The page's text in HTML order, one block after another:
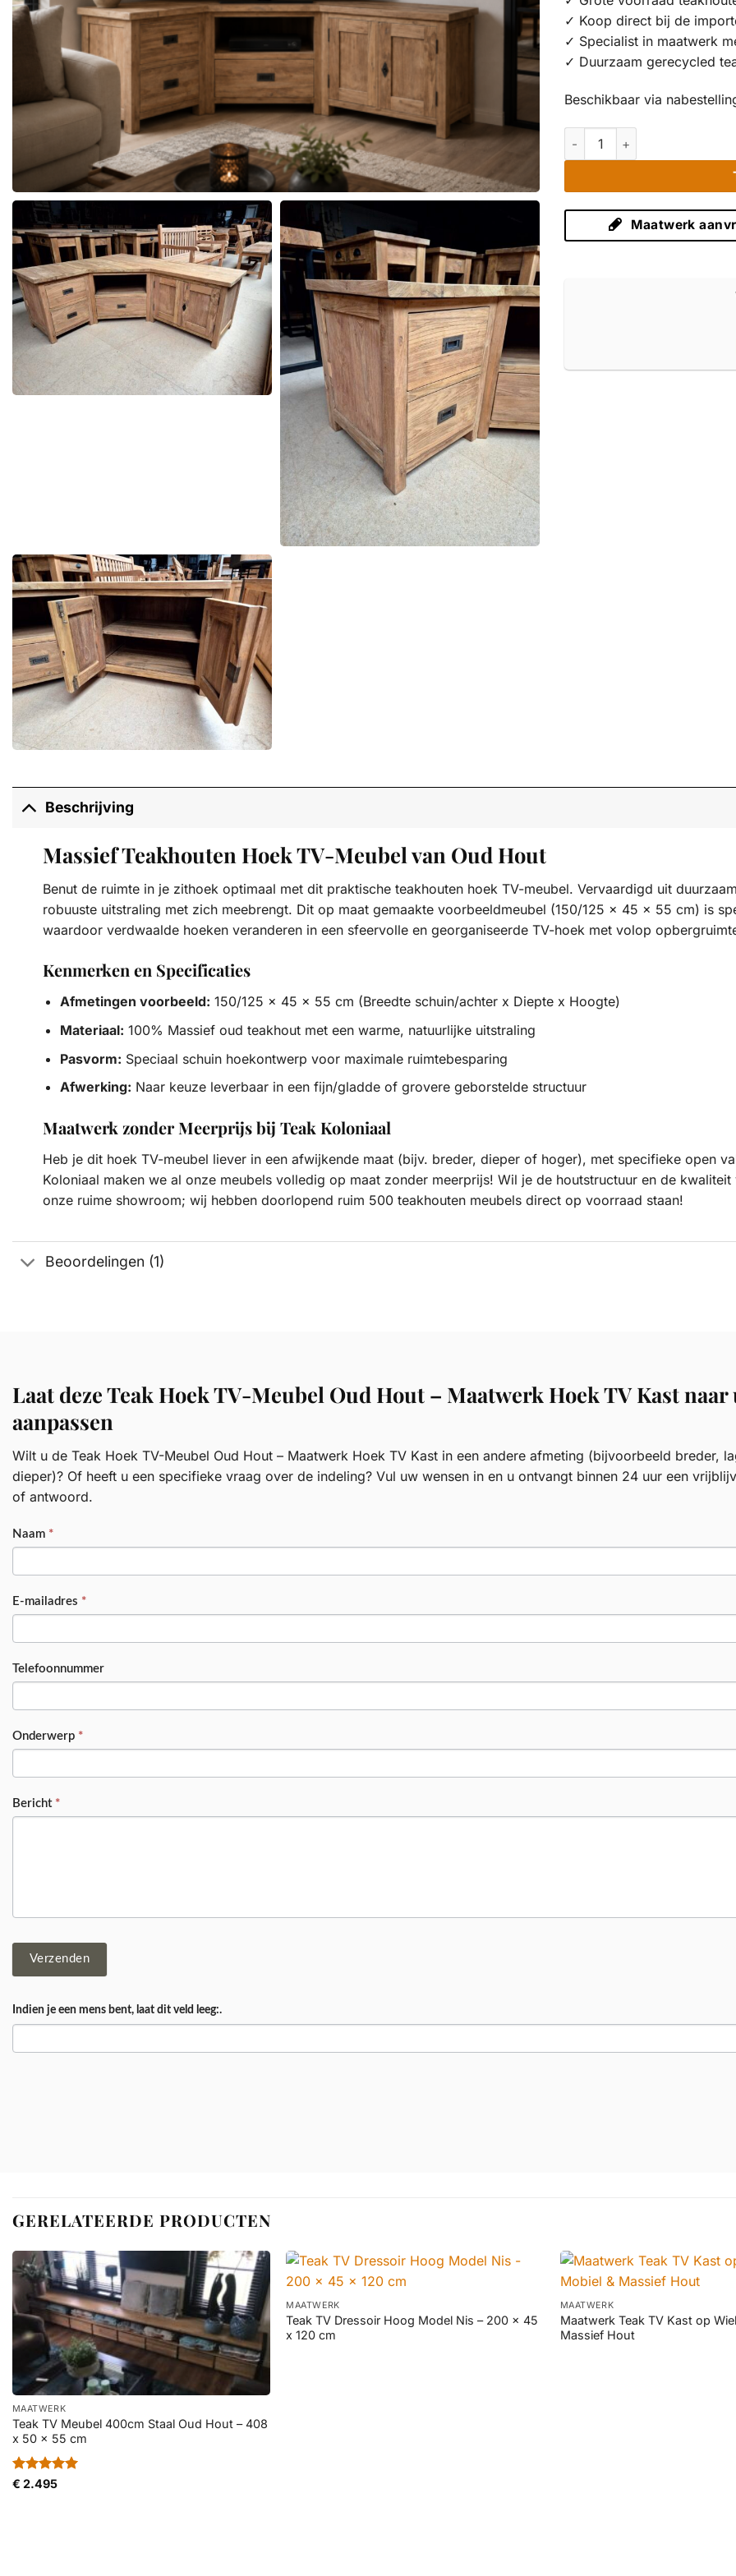
✓ Koop direct bij de
✓ Specialist in maatwerk
✓ Duurzaam gerecycled
Beschikbaar via
Teak Hoek TV-Meubel Oud
Maatwerk
Beschrijving
Massief Teakhouten Hoek TV-Meubel van Oud Hout
Benut de ruimte in je zithoek optimaal met dit praktische teakhouten hoek TV-meubel. Vervaardigd uit
robuuste uitstraling met zich meebrengt. Dit op maat gemaakte voorbeeldmeubel (150/125 x 45 x 55 cm) is
waardoor verdwaalde hoeken veranderen in een sfeervolle en georganiseerde TV-hoek met volop
Kenmerken en Specificaties
Afmetingen voorbeeld: 150/125 x 45 x 55 cm (Breedte schuin/achter x Diepte x Hoogte)
Materiaal: 100% Massief oud teakhout met een warme, natuurlijke uitstraling
Pasvorm: Speciaal schuin hoekontwerp voor maximale ruimtebesparing
Afwerking: Naar keuze leverbaar in een fijn/gladde of grovere geborstelde structuur
Maatwerk zonder Meerprijs bij Teak Koloniaal
Heb je dit hoek TV-meubel liever in een afwijkende maat (bijv. breder, dieper of hoger), met specifieke open
Koloniaal maken we al onze meubels volledig op maat zonder meerprijs! Wil je de houtstructuur en de
onze ruime showroom; wij hebben doorlopend ruim 500 teakhouten meubels direct op voorraad staan!
Beoordelingen (1)
Laat deze Teak Hoek TV-Meubel Oud Hout – Maatwerk Hoek TV Kast naar
aanpassen
Wilt u de Teak Hoek TV-Meubel Oud Hout – Maatwerk Hoek TV Kast in een andere afmeting (bijvoorbeeld breder,
dieper)? Of heeft u een specifieke vraag over de indeling? Vul uw wensen in en u ontvangt binnen 24 uur een
of antwoord.
PRODUCT
Naam *
E-mailadres *
Telefoonnummer
Onderwerp *
Bericht *
Verzenden
Indien je een mens bent, laat dit veld leeg:.
GERELATEERDE PRODUCTEN
+
MAATWERK
Teak TV Meubel 400cm Staal Oud Hout – 408
x 50 x 55 cm
Gewaardeerd
€ 2.495
+
MAATWERK
Teak TV Dressoir Hoog Model Nis – 200 x 45
x 120 cm
+
MAATWERK
Maatwerk Teak TV Kast op
Massief Hout